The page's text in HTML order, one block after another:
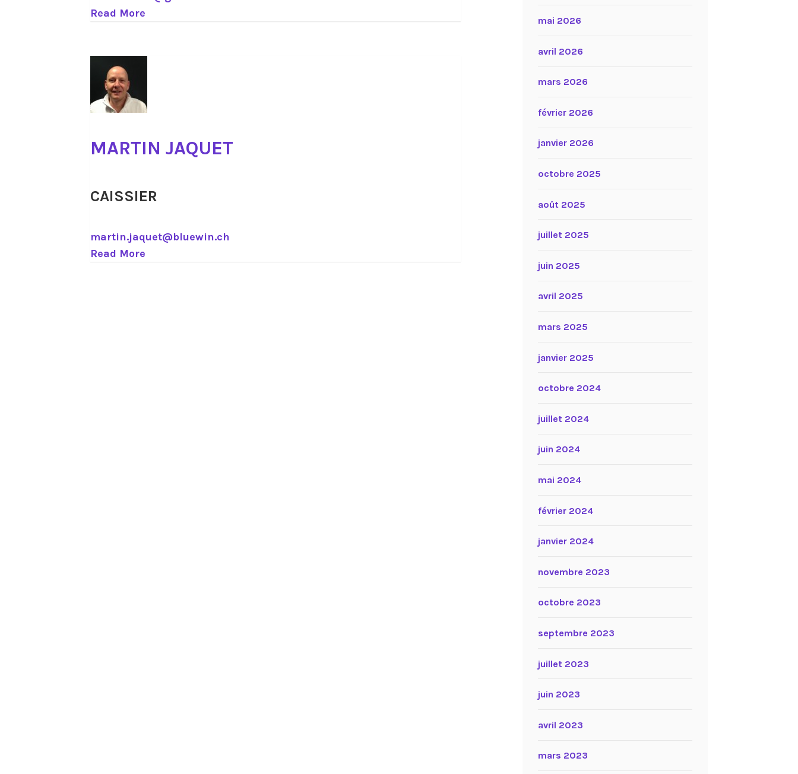
Read More
MARTIN JAQUET
CAISSIER
martin.jaquet@bluewin.ch
Read More
mai 2026
avril 2026
mars 2026
février 2026
janvier 2026
octobre 2025
août 2025
juillet 2025
juin 2025
avril 2025
mars 2025
janvier 2025
octobre 2024
juillet 2024
juin 2024
mai 2024
février 2024
janvier 2024
novembre 2023
octobre 2023
septembre 2023
juillet 2023
juin 2023
avril 2023
mars 2023